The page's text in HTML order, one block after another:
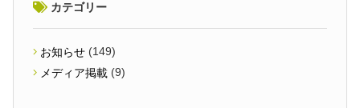
カテゴリー
お知らせ (149)
メディア掲載 (9)